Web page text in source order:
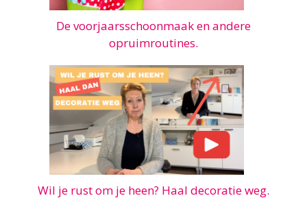
De voorjaarsschoonmaak en andere
opruimroutines.
Wil je rust om je heen? Haal decoratie weg.